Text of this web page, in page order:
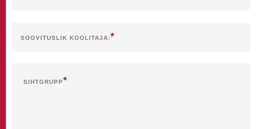
SOOVITUSLIK KOOLITAJA:
SIHTGRUPP